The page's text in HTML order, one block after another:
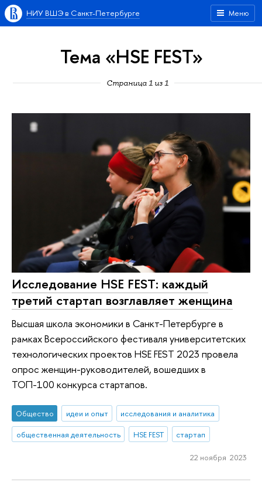
Меню
НИУ ВШЭ в Санкт-Петербурге
Тема «HSE FEST»
Страница 1 из 1
Исследование HSE FEST: каждый
третий стартап возглавляет женщина
Высшая школа экономики в Санкт-Петербурге в
рамках Всероссийского фестиваля университетских
технологических проектов HSE FEST 2023 провела
опрос женщин-руководителей, вошедших в
ТОП-100 конкурса стартапов.
Общество идеи и опыт
исследования и аналитика
общественная деятельность
HSE FEST стартап
22 ноября 2023